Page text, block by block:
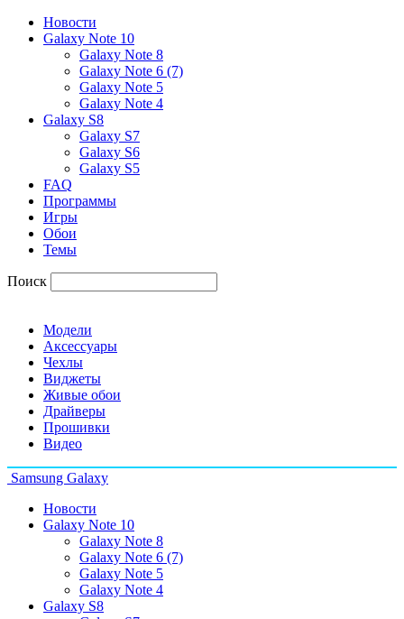
Новости
Galaxy Note 10
Galaxy Note 8
Galaxy Note 6 (7)
Galaxy Note 5
Galaxy Note 4
Galaxy S8
Galaxy S7
Galaxy S6
Galaxy S5
FAQ
Программы
Игры
Обои
Темы
Поиск
Модели
Аксессуары
Чехлы
Виджеты
Живые обои
Драйверы
Прошивки
Видео
Samsung Galaxy
Новости
Galaxy Note 10
Galaxy Note 8
Galaxy Note 6 (7)
Galaxy Note 5
Galaxy Note 4
Galaxy S8